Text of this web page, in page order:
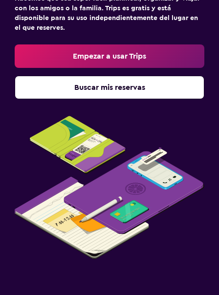
con los amigos o la familia. Trips es gratis y está
disponible para su uso independientemente del lugar en
el que reserves.
Empezar a usar Trips
Buscar mis reservas